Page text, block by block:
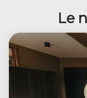
Le